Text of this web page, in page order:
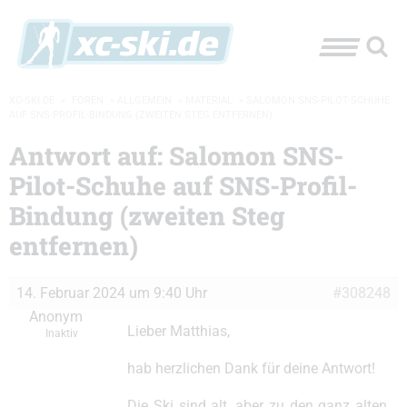
Antwort auf: Salomon SNS-
Pilot-Schuhe auf SNS-Profil-
Bindung (zweiten Steg
entfernen)
14. Februar 2024 um 9:40 Uhr
#308248
Anonym
Inaktiv Lieber Matthias,
hab herzlichen Dank für deine Antwort!